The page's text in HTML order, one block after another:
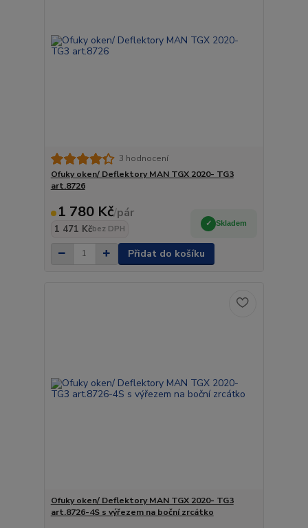
3 hodnocení
Ofuky oken/ Deflektory MAN TGX 2020- TG3
art.8726
1 780 Kč/pár
1 471 Kčbez DPH
Skladem
Přidat do košíku
Ofuky oken/ Deflektory MAN TGX 2020- TG3
art.8726-4S s výřezem na boční zrcátko